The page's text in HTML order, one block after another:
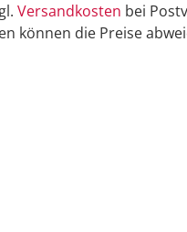
Versandkosten bei
können die Preise